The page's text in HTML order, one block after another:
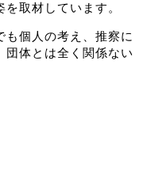
取材しています。
も個人の考え、推察に
団体とは全く関係ない